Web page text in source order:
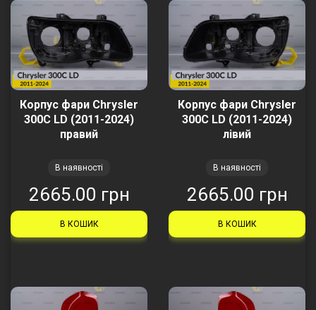
Корпус фари Chrysler
300C LD (2011-2024)
правий
В наявності
2665.00 грн
В КОШИК
Корпус фари Chrysler
300C LD (2011-2024)
лівий
В наявності
2665.00 грн
В КОШИК